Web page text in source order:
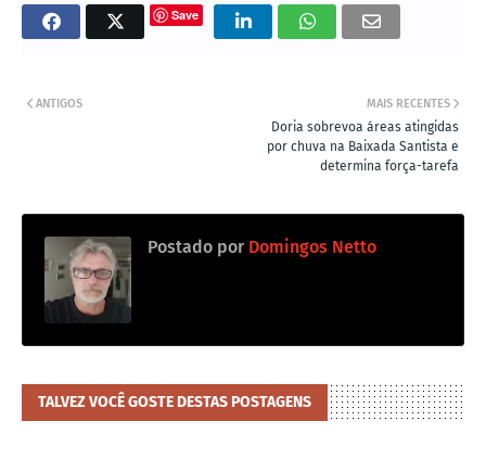
Save
MAIS RECENTES
Doria sobrevoa áreas atingidas
por chuva na Baixada Santista e
determina força-tarefa
ANTIGOS
Postado por Domingos Netto
TALVEZ VOCÊ GOSTE DESTAS POSTAGENS